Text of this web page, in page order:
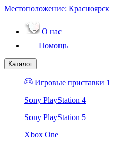
Местоположение: Красноярск
О нас
Помощь
Каталог
Игровые приставки 1
Sony PlayStation 4
Sony PlayStation 5
Xbox One